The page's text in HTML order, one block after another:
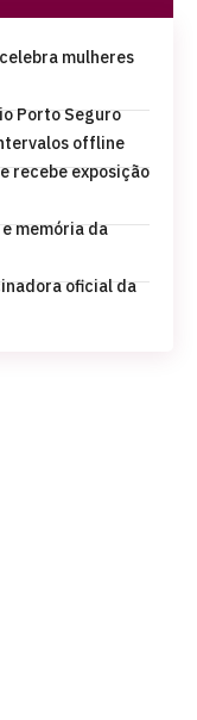
mulheres
Porto Seguro
offline
recebe exposição
memória da
oficial da